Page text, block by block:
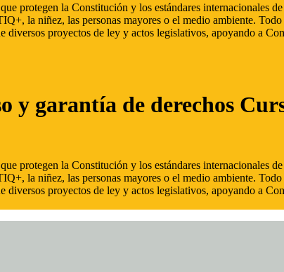
protegen la Constitución y los estándares internacionales
la niñez, las personas mayores o el medio ambiente.
proyectos de ley y actos legislativos, apoyando a
y garantía de derechos
protegen la Constitución y los estándares internacionales
la niñez, las personas mayores o el medio ambiente.
proyectos de ley y actos legislativos, apoyando a